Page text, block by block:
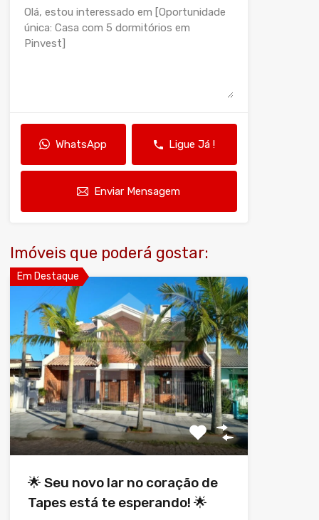
WhatsApp Ligue Já !
Enviar Mensagem
Imóveis que poderá gostar:
Em Destaque
🌟 Seu novo lar no coração de
Tapes está te esperando! 🌟